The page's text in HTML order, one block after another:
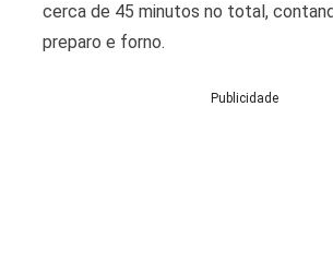
cerca de 45 minutos no total,
preparo e forno.
Publicidade